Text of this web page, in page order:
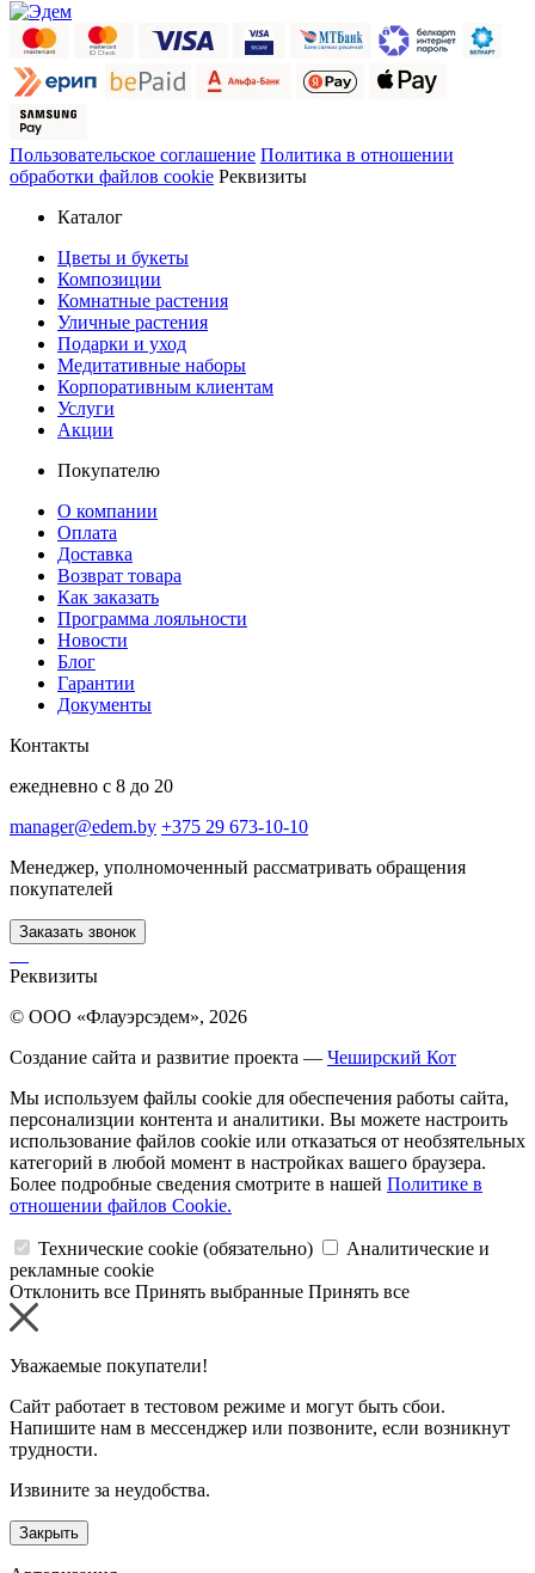
Пользовательское соглашение Политика в отношении
обработки файлов cookie Реквизиты
Каталог
Цветы и букеты
Композиции
Комнатные растения
Уличные растения
Подарки и уход
Медитативные наборы
Корпоративным клиентам
Услуги
Акции
Покупателю
О компании
Оплата
Доставка
Возврат товара
Как заказать
Программа лояльности
Новости
Блог
Гарантии
Документы
Контакты
ежедневно с 8 до 20
manager@edem.by +375 29 673-10-10
Менеджер, уполномоченный рассматривать обращения
покупателей
Заказать звонок
Реквизиты
© ООО «Флауэрсэдем», 2026
Создание сайта и развитие проекта — Чеширский Кот
Мы используем файлы cookie для обеспечения работы сайта,
персонализции контента и аналитики. Вы можете настроить
использование файлов cookie или отказаться от необзятельных
категорий в любой момент в настройках вашего браузера.
Более подробные сведения смотрите в нашей Политике в
отношении файлов Cookie.
Технические cookie (обязательно)
Аналитические и
рекламные cookie
Отклонить все Принять выбранные Принять все
Уважаемые покупатели!
Сайт работает в тестовом режиме и могут быть сбои.
Напишите нам в мессенджер или позвоните, если возникнут
трудности.
Извините за неудобства.
Закрыть